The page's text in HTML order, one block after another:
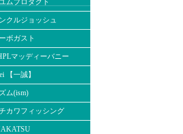
ムプロダクト
クルジョッシュ
ボガスト
マッディーバニー
【一誠】
ム(ism)
カワフィッシング